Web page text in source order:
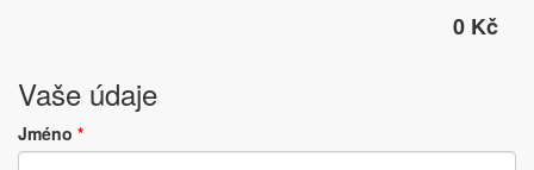
0 Kč
Vaše údaje
Jméno *